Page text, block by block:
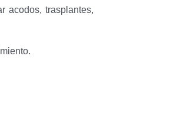
acodos, trasplantes,